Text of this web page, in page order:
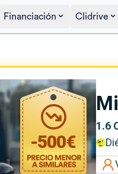
Financiación Clidrive
-500€
1.6